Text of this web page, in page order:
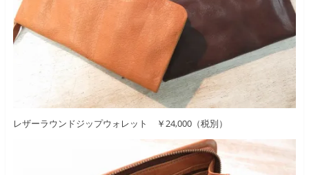
レザーラウンドジップウォレット ￥24,000（税別）